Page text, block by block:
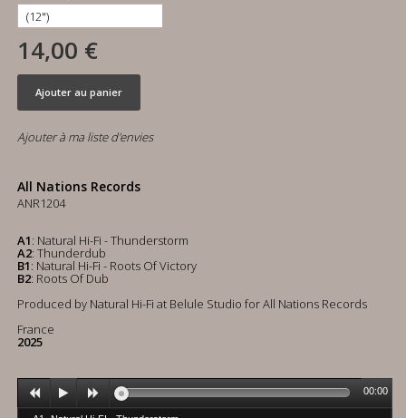
14,00 €
Ajouter au panier
Ajouter à ma liste d'envies
All Nations Records
ANR1204
A1: Natural Hi-Fi - Thunderstorm
A2: Thunderdub
B1: Natural Hi-Fi - Roots Of Victory
B2: Roots Of Dub
Produced by Natural Hi-Fi at Belule Studio for All Nations Records
France
2025
00:00